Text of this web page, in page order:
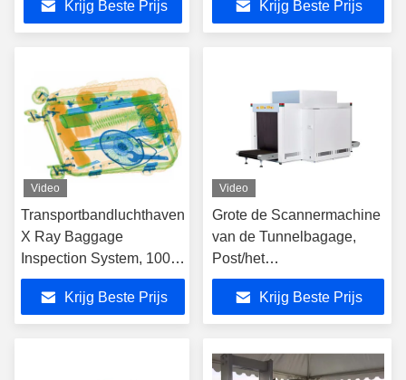
voor Luchthavenlading
het Controleren
Krijg Beste Prijs
Beeldenopslag in
Realtime
Krijg Beste Prijs
Video
Transportbandluchthaven
X Ray Baggage
Inspection System, 100 -
160kv-de Scanner van
de Luchthavenbagage
Krijg Beste Prijs
Video
Grote de Scannermachine
van de Tunnelbagage,
Post/het
Onderzoeksmachine van
de Ladingsröntgenstraal
Krijg Beste Prijs